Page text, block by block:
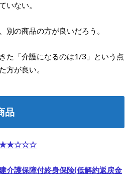
いない。
別の商品の方が良いだろう。
た「介護になるのは1/3」という点
方が良い。
品
★★☆☆☆
介護保障付終身保険(低解約返戻金